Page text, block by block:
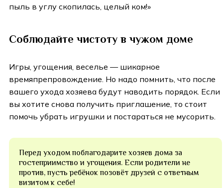
пыль в углу скопилась, целый ком!»
Соблюдайте чистоту в чужом доме
Игры, угощения, веселье — шикарное
времяпрепровождение. Но надо помнить, что после
вашего ухода хозяева будут наводить порядок. Если
вы хотите снова получить приглашение, то стоит
помочь убрать игрушки и постараться не мусорить.
Перед уходом поблагодарите хозяев дома за
гостеприимство и угощения. Если родители не
против, пусть ребёнок позовёт друзей с ответным
визитом к себе!